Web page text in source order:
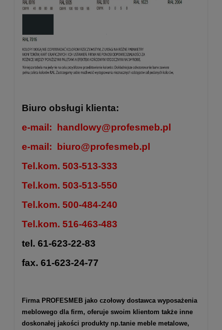
Biuro obsługi klienta:
e-mail:
handlowy@profesmeb.pl
e-mail: biuro@profesmeb.pl
Tel.kom. 503-513-333
Tel.kom. 503-513-550
Tel.kom. 500-484-240
Tel.kom. 516-463-483
tel. 61-623-22-83
fax. 61-623-24-77
Firma PROFESMEB jako czołowy dostawca wyposażenia
meblowego dla firm, oferuje swoim klientom także inne
doskonałej jakości produkty np.tanie meble metalowe,